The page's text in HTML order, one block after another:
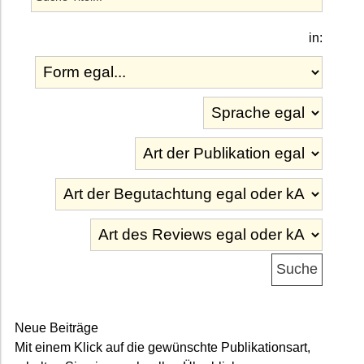
in:
Neue Beiträge
Mit einem Klick auf die gewünschte Publikationsart,